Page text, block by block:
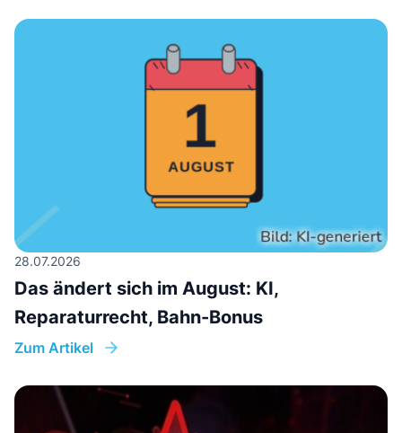
28.07.2026
Das ändert sich im August: KI,
Reparaturrecht, Bahn-Bonus
Zum Artikel